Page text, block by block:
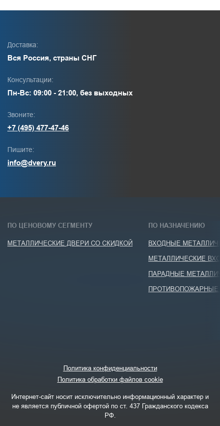
Доставка:
Вся Россия, страны СНГ
Консультации:
Пн-Вс: 09:00 - 21:00, без выходных
Звоните:
+7 (495) 477-47-46
Пишите:
info@dvery.ru
ПО ЦЕНОВОМУ СЕГМЕНТУ
МЕТАЛЛИЧЕСКИЕ ДВЕРИ СО СКИДКОЙ
ПО НАЗНАЧЕНИЮ
ВХОДНЫЕ
МЕТАЛЛИЧЕСКИЕ
ПАРАДНЫЕ
ПРОТИВОПОЖАРНЫЕ
Политика конфиденциальности
Политика обработки файлов cookie
Интернет-сайт носит исключительно информационный характер и
не является публичной офертой по ст. 437 Гражданского кодекса
РФ.